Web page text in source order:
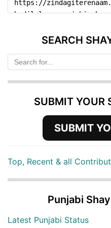
SEARCH
SUBMIT YOUR
SUBMIT
Top, Recent & all
Punjabi
Latest Punjabi Status